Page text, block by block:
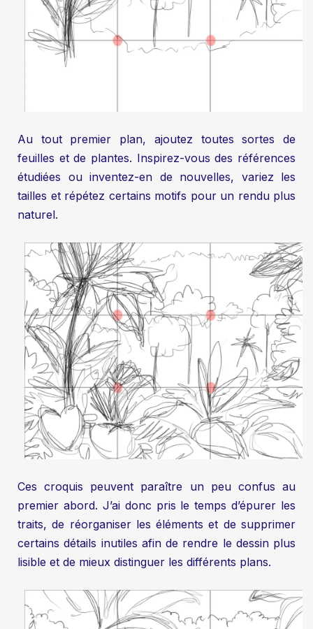
Au tout premier plan, ajoutez toutes sortes de
feuilles et de plantes. Inspirez-vous des références
étudiées ou inventez-en de nouvelles, variez les
tailles et répétez certains motifs pour un rendu plus
naturel.
Ces croquis peuvent paraître un peu confus au
premier abord. J’ai donc pris le temps d’épurer les
traits, de réorganiser les éléments et de supprimer
certains détails inutiles afin de rendre le dessin plus
lisible et de mieux distinguer les différents plans.